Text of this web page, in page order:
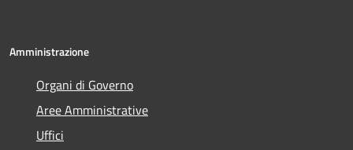
Amministrazione
Organi di Governo
Aree Amministrative
Uffici